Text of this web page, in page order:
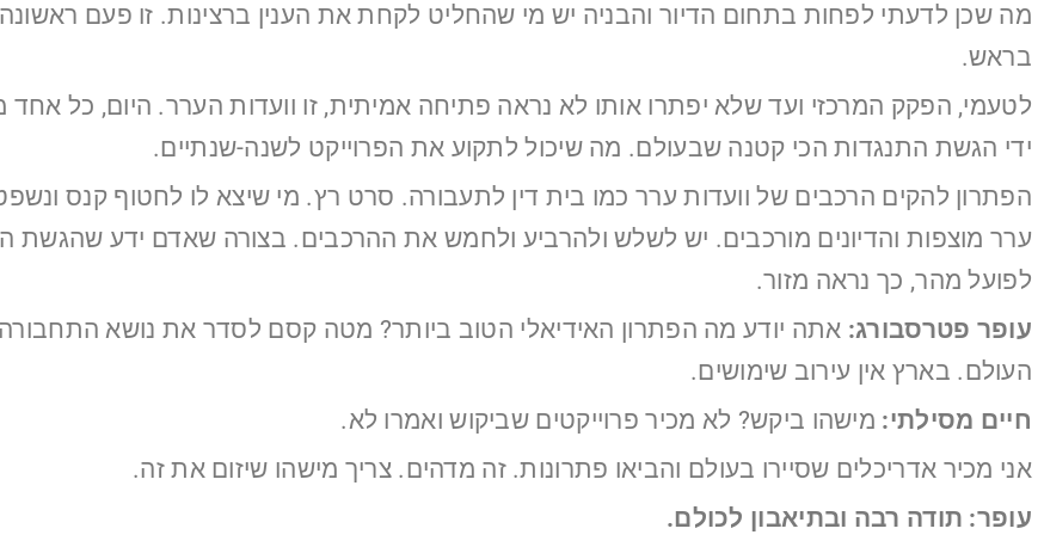
מה שכן לדעתי לפחות בתחום הדיור והבניה יש מי שהחליט לקחת את הענין ברצינות. זו פעם
בראש.
ידי הגשת התנגדות הכי קטנה שבעולם. מה שיכול לתקוע את הפרוייקט לשנה-שנתיים.
ערר מוצפות והדיונים מורכבים. יש לשלש ולהרביע ולחמש את ההרכבים. בצורה שאדם ידע שהגשת
לפועל מהר, כך נראה מזור.
עופר פטרסבורג: אתה יודע מה הפתרון האידיאלי הטוב ביותר? מטה קסם לסדר את נושא
העולם. בארץ אין עירוב שימושים.
חיים מסילתי: מישהו ביקש? לא מכיר פרוייקטים שביקוש ואמרו לא.
אני מכיר אדריכלים שסיירו בעולם והביאו פתרונות. זה מדהים. צריך מישהו שיזום את זה.
עופר: תודה רבה ובתיאבון לכולם.